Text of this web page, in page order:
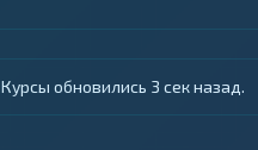
Курсы обновились 4 сек назад.